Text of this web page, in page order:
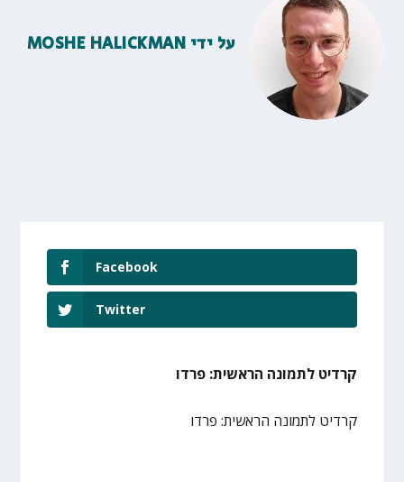
על ידי MOSHE HALICKMAN
Facebook
Twitter
קרדיט לתמונה הראשית: פרדו
קרדיט לתמונה הראשית: פרדו